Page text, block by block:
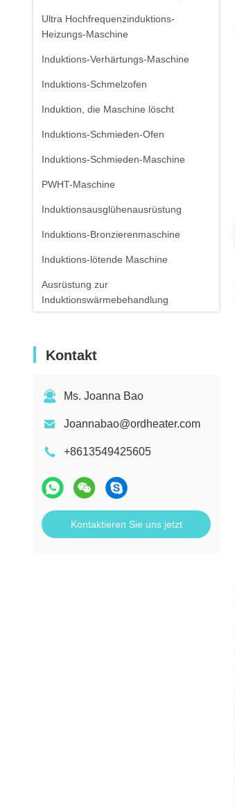
Ultra Hochfrequenzinduktions-
Heizungs-Maschine
Induktions-Verhärtungs-Maschine
Induktions-Schmelzofen
Induktion, die Maschine löscht
Induktions-Schmieden-Ofen
Induktions-Schmieden-Maschine
PWHT-Maschine
Induktionsausglühenausrüstung
Induktions-Bronzierenmaschine
Induktions-lötende Maschine
Ausrüstung zur
Induktionswärmebehandlung
Infrarotthermometer
Kontakt
Ms. Joanna Bao
Joannabao@ordheater.com
+8613549425605
Kontaktieren Sie uns jetzt